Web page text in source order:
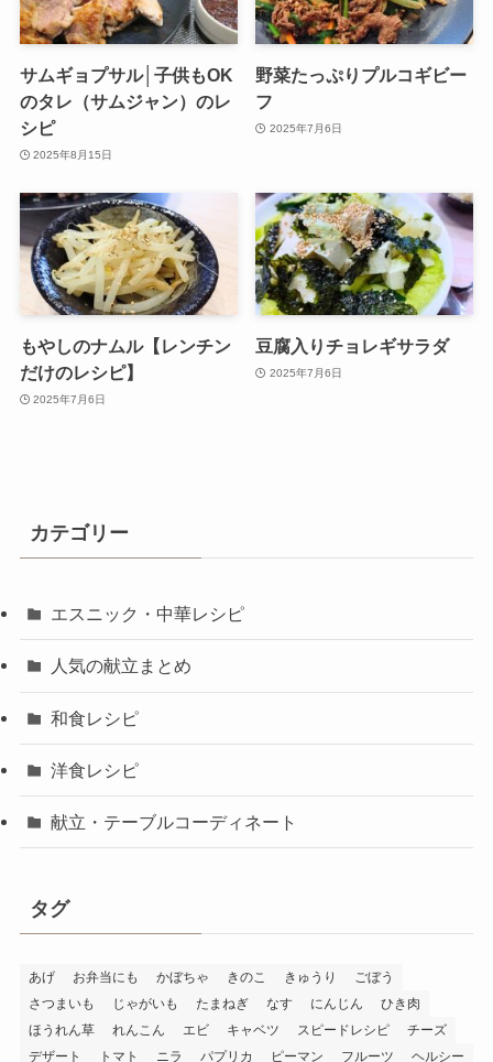
サムギョプサル│子供もOK
のタレ（サムジャン）のレ
シピ
2025年8月15日
野菜たっぷりプルコギビー
フ
2025年7月6日
もやしのナムル【レンチン
だけのレシピ】
2025年7月6日
豆腐入りチョレギサラダ
2025年7月6日
カテゴリー
エスニック・中華レシピ
人気の献立まとめ
和食レシピ
洋食レシピ
献立・テーブルコーディネート
タグ
あげ お弁当にも かぼちゃ きのこ きゅうり
ごぼう
さつまいも
じゃがいも たまねぎ なす にんじん
ひき肉
ほうれん草
れんこん エビ キャベツ スピードレシピ
チーズ
デザート
トマト ニラ パプリカ ピーマン フルーツ ヘルシー